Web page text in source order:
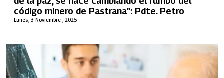
Lunes, 3 Noviembre , 2025
código minero de Pastrana”: Pdte. Petro